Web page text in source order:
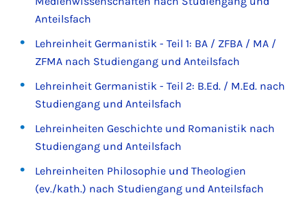
Anteilsfach
Lehreinheit Germanistik - Teil 1: BA / ZFBA / MA /
ZFMA nach Studiengang und Anteilsfach
Lehreinheit Germanistik - Teil 2: B.Ed. / M.Ed. nach
Studiengang und Anteilsfach
Lehreinheiten Geschichte und Romanistik nach
Studiengang und Anteilsfach
Lehreinheiten Philosophie und Theologien
(ev./kath.) nach Studiengang und Anteilsfach